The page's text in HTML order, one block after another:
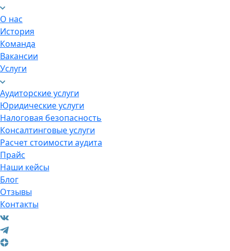
О нас
История
Команда
Вакансии
Услуги
Аудиторские услуги
Юридические услуги
Налоговая безопасность
Консалтинговые услуги
Расчет стоимости аудита
Прайс
Наши кейсы
Блог
Отзывы
Контакты